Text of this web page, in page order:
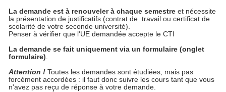
La demande est à renouveler à chaque semestreet nécessite
la présentation de justificatifs (contrat de travail ou certificat de
scolarité de votre seconde université).
Penser à vérifier que l'UE demandée accepte le CTI
La demande se fait uniquement via un formulaire (onglet
formulaire).
Attention ! Toutes les demandes sont étudiées, mais pas
forcément accordées : il faut donc suivre les cours tant que vous
n'avez pas reçu de réponse à votre demande.